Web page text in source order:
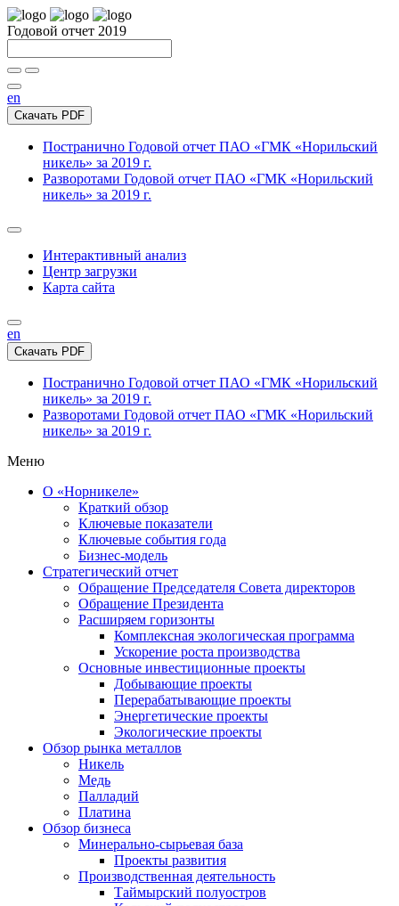
Годовой отчет 2019
en
Скачать PDF
Постранично Годовой отчет ПАО «ГМК «Норильский
никель» за 2019 г.
Разворотами Годовой отчет ПАО «ГМК «Норильский
никель» за 2019 г.
Интерактивный анализ
Центр загрузки
Карта сайта
en
Скачать PDF
Постранично Годовой отчет ПАО «ГМК «Норильский
никель» за 2019 г.
Разворотами Годовой отчет ПАО «ГМК «Норильский
никель» за 2019 г.
Меню
О «Норникеле»
Краткий обзор
Ключевые показатели
Ключевые события года
Бизнес-модель
Стратегический отчет
Обращение Председателя Совета директоров
Обращение Президента
Расширяем горизонты
Комплексная экологическая программа
Ускорение роста производства
Основные инвестиционные проекты
Добывающие проекты
Перерабатывающие проекты
Энергетические проекты
Экологические проекты
Обзор рынка металлов
Никель
Медь
Палладий
Платина
Обзор бизнеса
Минерально-сырьевая база
Проекты развития
Производственная деятельность
Таймырский полуостров